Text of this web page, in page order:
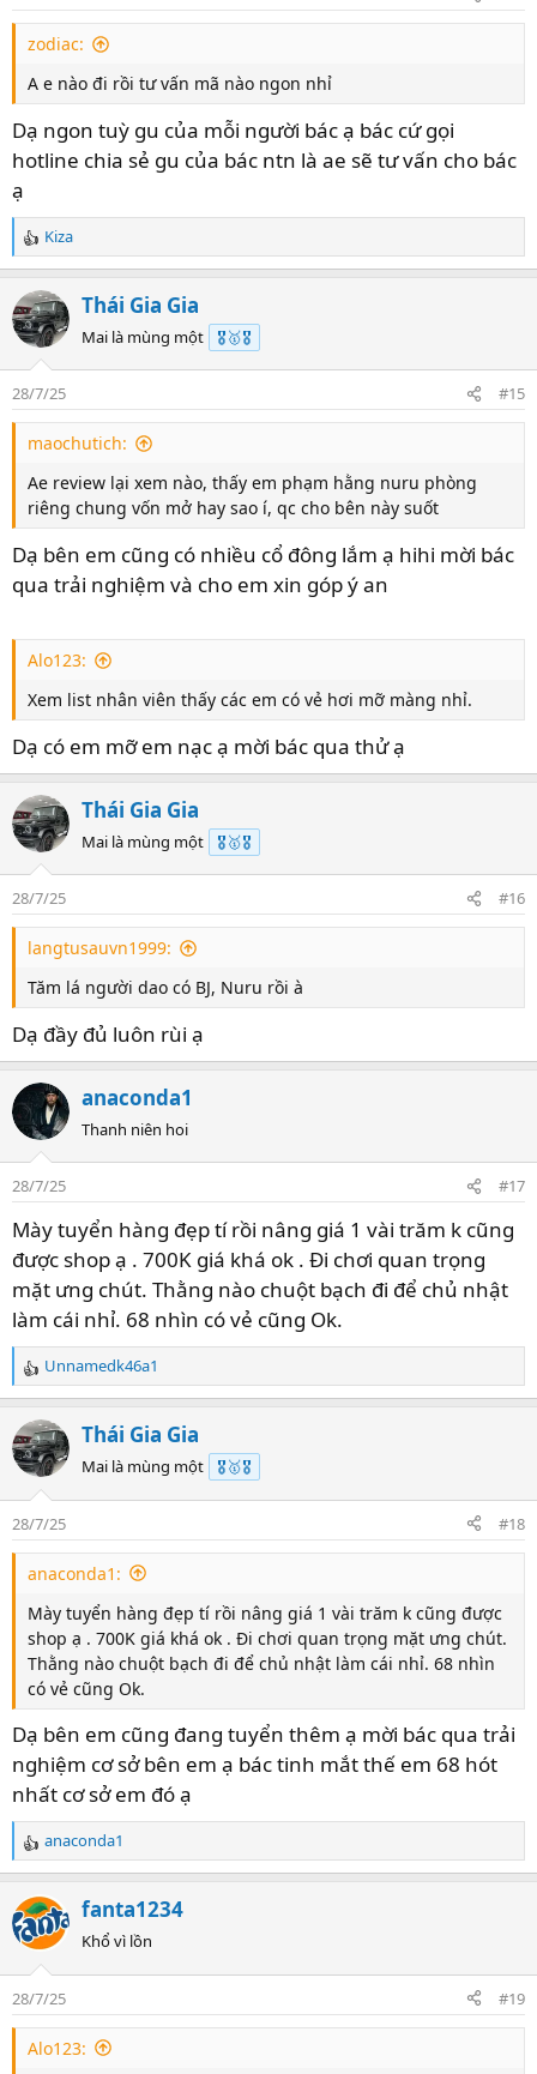
n
s
zodiac:
A e nào đi rồi tư vấn mã nào ngon nhỉ
Dạ ngon tuỳ gu của mỗi người bác ạ bác cứ gọi
hotline chia sẻ gu của bác ntn là ae sẽ tư vấn cho bác
ạ
R
e
a
c
t
n
s
Kiza
Thái Gia Gia
Mai là mùng một 🎖️🥇🎖️
28/7/25 #15
maochutich:
Ae review lại xem nào, thấy em phạm hằng nuru phòng
riêng chung vốn mở hay sao í, qc cho bên này suốt
Dạ bên em cũng có nhiều cổ đông lắm ạ hihi mời bác
qua trải nghiệm và cho em xin góp ý an
Alo123:
Xem list nhân viên thấy các em có vẻ hơi mỡ màng nhỉ.
Dạ có em mỡ em nạc ạ mời bác qua thử ạ
Thái Gia Gia
Mai là mùng một 🎖️🥇🎖️
28/7/25 #16
langtusauvn1999:
Tăm lá người dao có BJ, Nuru rồi à
Dạ đầy đủ luôn rùi ạ
anaconda1
Thanh niên hoi
28/7/25 #17
Mày tuyển hàng đẹp tí rồi nâng giá 1 vài trăm k cũng
được shop ạ . 700K giá khá ok . Đi chơi quan trọng
mặt ưng chút. Thằng nào chuột bạch đi để chủ nhật
làm cái nhỉ. 68 nhìn có vẻ cũng Ok.
R
e
a
c
t
n
s
Unnamedk46a1
Thái Gia Gia
Mai là mùng một 🎖️🥇🎖️
28/7/25 #18
anaconda1:
Mày tuyển hàng đẹp tí rồi nâng giá 1 vài trăm k cũng được
shop ạ . 700K giá khá ok . Đi chơi quan trọng mặt ưng chút.
Thằng nào chuột bạch đi để chủ nhật làm cái nhỉ. 68 nhìn
có vẻ cũng Ok.
Dạ bên em cũng đang tuyển thêm ạ mời bác qua trải
nghiệm cơ sở bên em ạ bác tinh mắt thế em 68 hót
nhất cơ sở em đó ạ
R
e
a
c
t
n
s
anaconda1
fanta1234
Khổ vì lồn
28/7/25 #19
Alo123: